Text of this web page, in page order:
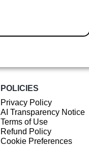
POLICIES
Privacy Policy
AI Transparency Notice
Terms of Use
Refund Policy
Cookie Preferences